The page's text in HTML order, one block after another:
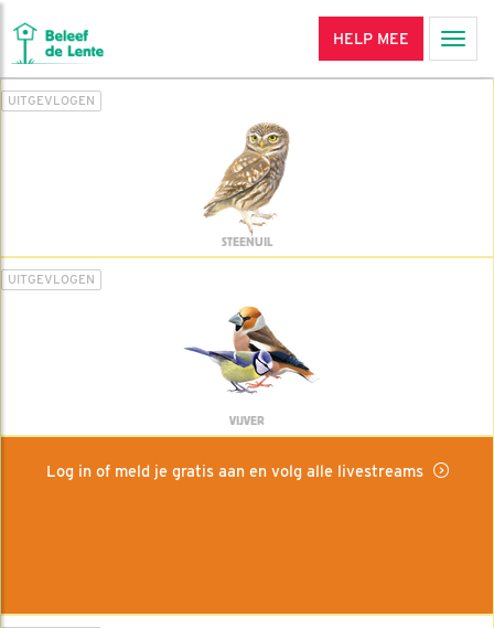
HELP MEE
UITGEVLOGEN
STEENUIL
UITGEVLOGEN
VIJVER
Log in of meld je gratis aan en volg alle livestreams